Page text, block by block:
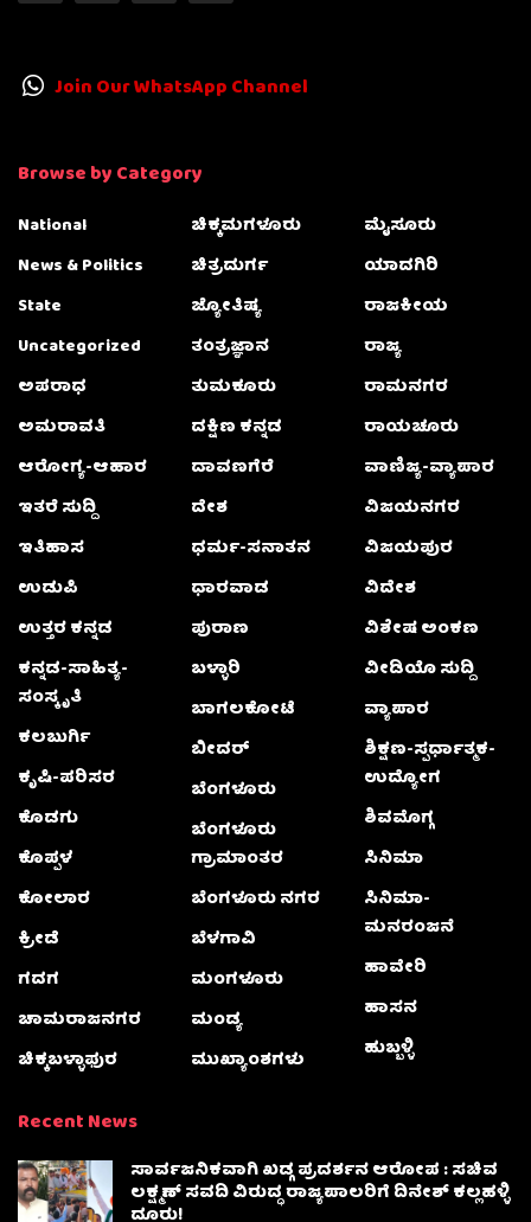
Join Our WhatsApp Channel
Browse by Category
National
News & Politics
State
Uncategorized
ಅಪರಾಧ
ಅಮರಾವತಿ
ಆರೋಗ್ಯ-ಆಹಾರ
ಇತರೆ ಸುದ್ದಿ
ಇತಿಹಾಸ
ಉಡುಪಿ
ಉತ್ತರ ಕನ್ನಡ
ಕನ್ನಡ-ಸಾಹಿತ್ಯ-
ಸಂಸ್ಕೃತಿ
ಕಲಬುರ್ಗಿ
ಕೃಷಿ-ಪರಿಸರ
ಕೊಡಗು
ಕೊಪ್ಪಳ
ಕೋಲಾರ
ಕ್ರೀಡೆ
ಗದಗ
ಚಾಮರಾಜನಗರ
ಚಿಕ್ಕಬಳ್ಳಾಫುರ
ಚಿಕ್ಕಮಗಳೂರು
ಚಿತ್ರದುರ್ಗ
ಜ್ಯೋತಿಷ್ಯ
ತಂತ್ರಜ್ಞಾನ
ತುಮಕೂರು
ದಕ್ಷಿಣ ಕನ್ನಡ
ದಾವಣಗೆರೆ
ದೇಶ
ಧರ್ಮ-ಸನಾತನ
ಧಾರವಾಡ
ಪುರಾಣ
ಬಳ್ಳಾರಿ
ಬಾಗಲಕೋಟೆ
ಬೀದರ್
ಬೆಂಗಳೂರು
ಬೆಂಗಳೂರು
ಗ್ರಾಮಾಂತರ
ಬೆಂಗಳೂರು ನಗರ
ಬೆಳಗಾವಿ
ಮಂಗಳೂರು
ಮಂಡ್ಯ
ಮುಖ್ಯಾಂಶಗಳು
ಮೈಸೂರು
ಯಾದಗಿರಿ
ರಾಜಕೀಯ
ರಾಜ್ಯ
ರಾಮನಗರ
ರಾಯಚೂರು
ವಾಣಿಜ್ಯ-ವ್ಯಾಪಾರ
ವಿಜಯನಗರ
ವಿಜಯಪುರ
ವಿದೇಶ
ವಿಶೇಷ ಅಂಕಣ
ವೀಡಿಯೊ ಸುದ್ದಿ
ವ್ಯಾಪಾರ
ಶಿಕ್ಷಣ-ಸ್ಪರ್ಧಾತ್ಮಕ-
ಉದ್ಯೋಗ
ಶಿವಮೊಗ್ಗ
ಸಿನಿಮಾ
ಸಿನಿಮಾ-
ಮನರಂಜನೆ
ಹಾವೇರಿ
ಹಾಸನ
ಹುಬ್ಬಳ್ಳಿ
Recent News
ಸಾರ್ವಜನಿಕವಾಗಿ ಖಡ್ಗ ಪ್ರದರ್ಶನ ಆರೋಪ : ಸಚಿವ
ಲಕ್ಷ್ಮಣ್‌ ಸವದಿ ವಿರುದ್ಧ ರಾಜ್ಯಪಾಲರಿಗೆ ದಿನೇಶ್‌ ಕಲ್ಲಹಳ್ಳಿ
ದೂರು!